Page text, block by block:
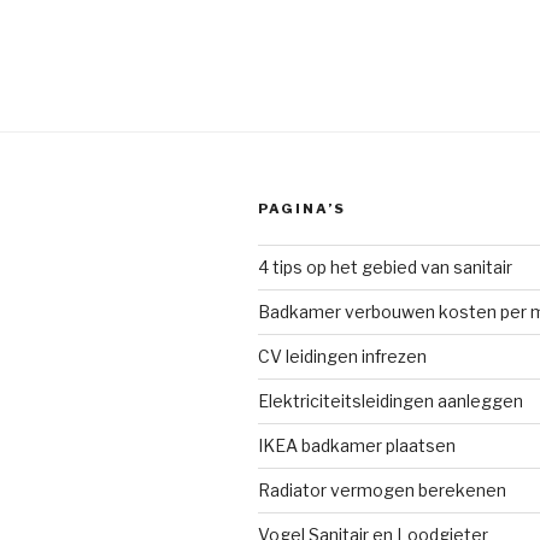
PAGINA’S
4 tips op het gebied van sanitair
Badkamer verbouwen kosten per
CV leidingen infrezen
Elektriciteitsleidingen aanleggen
IKEA badkamer plaatsen
Radiator vermogen berekenen
Vogel Sanitair en Loodgieter